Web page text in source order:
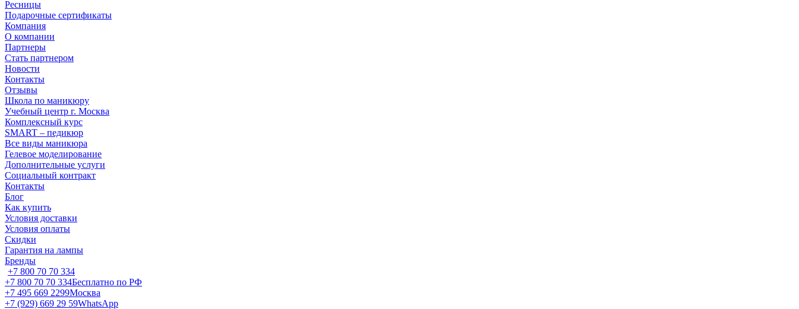
Ресницы
Подарочные сертификаты
Компания
О компании
Партнеры
Стать партнером
Новости
Контакты
Отзывы
Школа по маникюру
Учебный центр г. Москва
Комплексный курс
SMART – педикюр
Все виды маникюра
Гелевое моделирование
Дополнительные услуги
Социальный контракт
Контакты
Блог
Как купить
Условия доставки
Условия оплаты
Скидки
Гарантия на лампы
Бренды
+7 800 70 70 334
+7 800 70 70 334Бесплатно по РФ
+7 495 669 2299Москва
+7 (929) 669 29 59WhatsApp